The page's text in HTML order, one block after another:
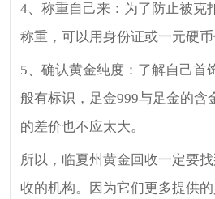
4、称重自己来：为了防止被克
称重，可以用身份证或一元硬币
5、确认黄金纯度：了解自己首
般有标识，足金999与足金的
的差价也不应太大。
所以，临夏州黄金回收一定要
收的机构。因为它们更多提供